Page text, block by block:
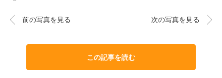
前の写真を見る 次の写真を見る
この記事を読む